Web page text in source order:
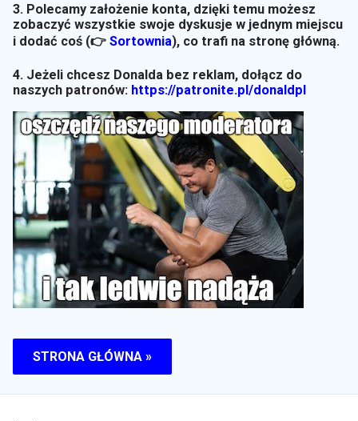
3. Polecamy założenie konta, dzięki temu możesz
zobaczyć wszystkie swoje dyskusje w jednym miejscu
i dodać coś (👉 Sortownia), co trafi na stronę główną.
4. Jeżeli chcesz Donalda bez reklam, dołącz do
naszych patronów: https://patronite.pl/donaldpl
STRONA GŁÓWNA »